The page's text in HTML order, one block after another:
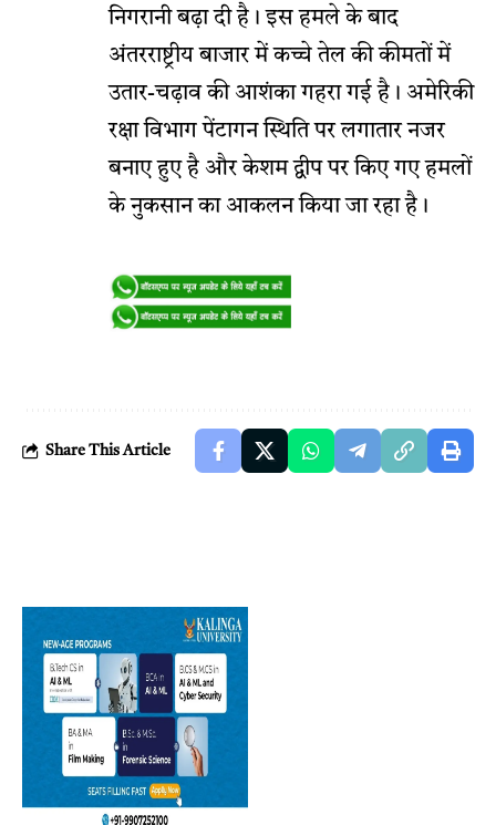
निगरानी बढ़ा दी है। इस हमले के बाद
अंतरराष्ट्रीय बाजार में कच्चे तेल की कीमतों में
उतार-चढ़ाव की आशंका गहरा गई है। अमेरिकी
रक्षा विभाग पेंटागन स्थिति पर लगातार नजर
बनाए हुए है और केशम द्वीप पर किए गए हमलों
के नुकसान का आकलन किया जा रहा है।
Share This Article